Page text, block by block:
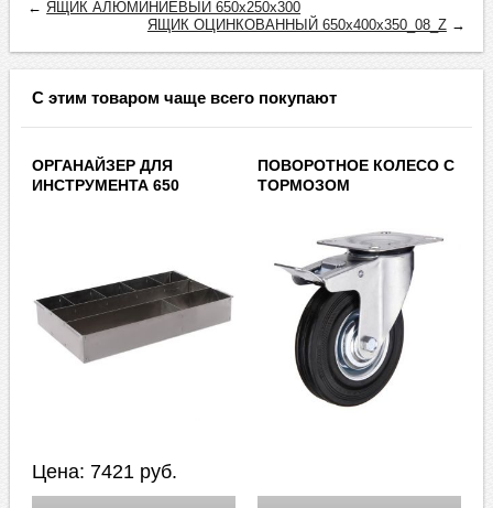
← ЯЩИК АЛЮМИНИЕВЫЙ 650х250х300
ЯЩИК ОЦИНКОВАННЫЙ 650х400х350_08_Z→
С этим товаром чаще всего покупают
ОРГАНАЙЗЕР ДЛЯ
ИНСТРУМЕНТА 650
Цена: 7421 руб.
ПОВОРОТНОЕ КОЛЕСО С
ТОРМОЗОМ